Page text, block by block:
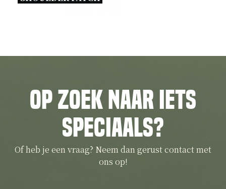
Op zoek naar iets
speciaals?
Of heb je een vraag? Neem dan gerust contact met
ons op!